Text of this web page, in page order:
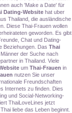
auch 'Make a Date' für
Dating-Websitehat uber
Thailand, die ausländische
Diese Thai-Frauen wollen
geworden. Es gibt
Chat und Dating-
Beziehungen. Das Thai
der Suche nach
in Thailand. Viele
um Thai-Frauen in
nutzen Sie unser
Freundschaften
Internets zu finden. Dies
und Social-Networking-
ThaiLoveLines jetzt
liebe das Leben beginnt.